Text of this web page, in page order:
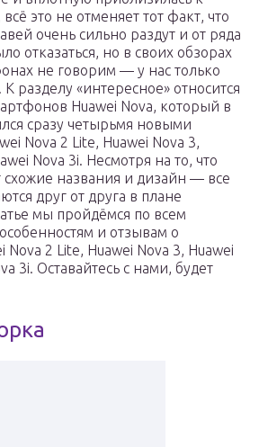
это не отменяет тот факт, что
очень сильно раздут и от ряда
отказаться, но в своих обзорах
не говорим — у нас только
разделу «интересное» относится
Huawei Nova, который в
сразу четырьмя новыми
Nova 2 Lite, Huawei Nova 3,
Nova 3i. Несмотря на то, что
названия и дизайн — все
друг от друга в плане
мы пройдёмся по всем
и отзывам о
Nova 2 Lite, Huawei Nova 3, Huawei
3i. Оставайтесь с нами, будет